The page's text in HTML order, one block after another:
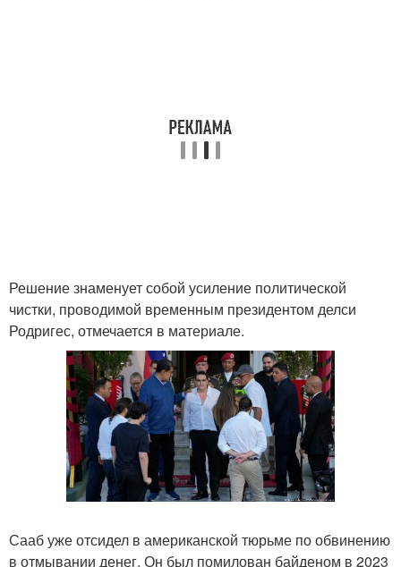
Решение знаменует собой усиление политической
чистки, проводимой временным президентом делси
Родригес, отмечается в материале.
Сааб уже отсидел в американской тюрьме по обвинению
в отмывании денег. Он был помилован байденом в 2023